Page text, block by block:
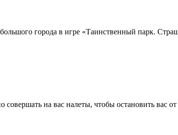
города в игре «Таинственный парк.
на вас налеты, чтобы остановить вас